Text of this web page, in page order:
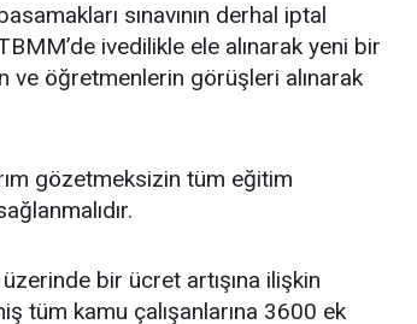
sınavının derhal iptal
ivedilikle ele alınarak yeni bir
ve öğretmenlerin görüşleri alınarak
gözetmeksizin tüm eğitim
üzerinde bir ücret artışına ilişkin
tüm kamu çalışanlarına 3600 ek